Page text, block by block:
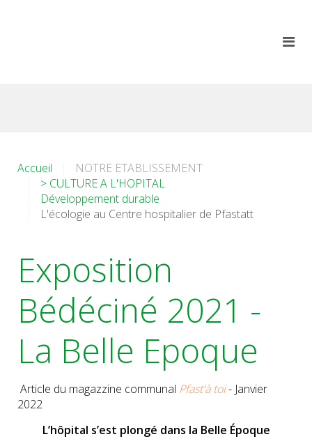
Accueil
NOTRE ETABLISSEMENT
> CULTURE A L'HOPITAL
Développement durable
L'écologie au Centre hospitalier de Pfastatt
Exposition
Bédéciné 2021 -
La Belle Epoque
Article du magazzine communal Pfast'à toi- Janvier
2022
L’hôpital s’est plongé dans la Belle Époque